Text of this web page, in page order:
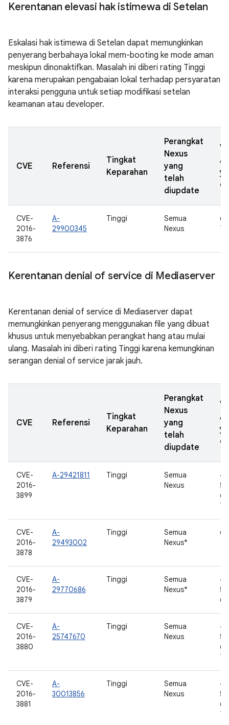
Kerentanan elevasi hak istimewa di Setelan
Eskalasi hak istimewa di Setelan dapat memungkinkan
penyerang berbahaya lokal mem-booting ke mode aman
meskipun dinonaktifkan. Masalah ini diberi rating Tinggi
karena merupakan pengabaian lokal terhadap persyaratan
interaksi pengguna untuk setiap modifikasi setelan
keamanan atau developer.
CVE Referensi
Tingkat
Keparahan
Perangkat
Nexus
yang
telah
diupdate
CVE-
2016-
3876
A-
29900345
Tinggi
Semua
Nexus
Kerentanan denial of service di Mediaserver
Kerentanan denial of service di Mediaserver dapat
memungkinkan penyerang menggunakan file yang dibuat
khusus untuk menyebabkan perangkat hang atau mulai
ulang. Masalah ini diberi rating Tinggi karena kemungkinan
serangan denial of service jarak jauh.
CVE Referensi
Tingkat
Keparahan
Perangkat
Nexus
yang
telah
diupdate
CVE-
2016-
3899
A-29421811 Tinggi
Semua
Nexus
CVE-
2016-
3878
A-
29493002
Tinggi
Semua
Nexus*
CVE-
2016-
3879
A-
29770686
Tinggi
Semua
Nexus*
CVE-
2016-
3880
A-
25747670
Tinggi
Semua
Nexus
CVE-
2016-
3881
A-
30013856
Tinggi
Semua
Nexus